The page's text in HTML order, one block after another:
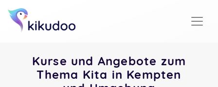
Kurse und Angebote zum
Thema Kita in Kempten